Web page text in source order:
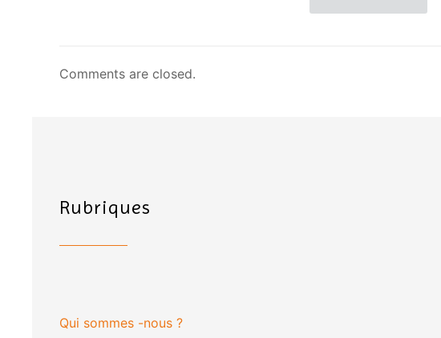
Comments are closed.
Rubriques
Qui sommes -nous ?